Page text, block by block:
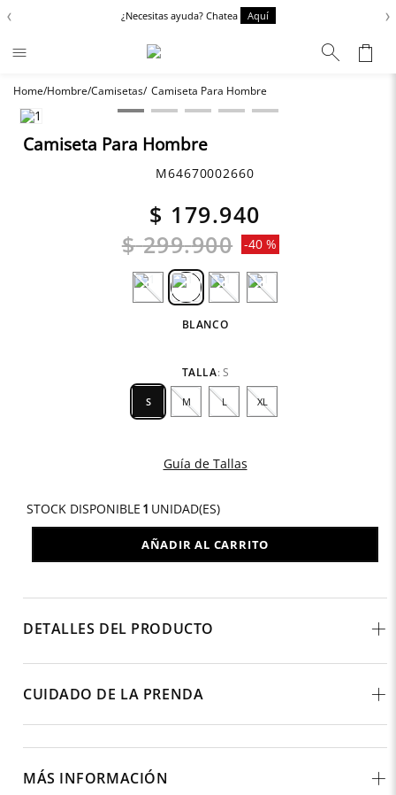
‹ ¿Necesitas ayuda? Chatea Aquí ›
Hombre Camisetas Camiseta Para Hombre
Camiseta Para Hombre
M64670002660
$ 179.940
$ 299.900 -40 %
BLANCO
TALLA: S
S M L XL
Guía de Tallas
STOCK DISPONIBLE 1 UNIDAD(ES)
AÑADIR AL CARRITO
DETALLES DEL PRODUCTO
CUIDADO DE LA PRENDA
MÁS INFORMACIÓN
Términos más buscados
1.